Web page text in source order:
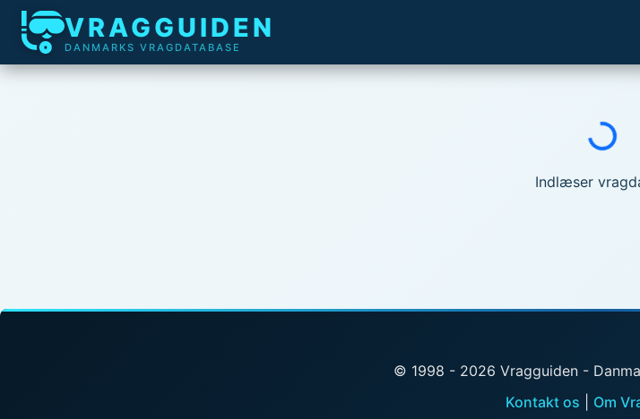
VRAGGUIDEN
DANMARKS VRAGDATABASE
Indlæser
© 1998 - 2026 Vragguiden -
Kontakt os
Om